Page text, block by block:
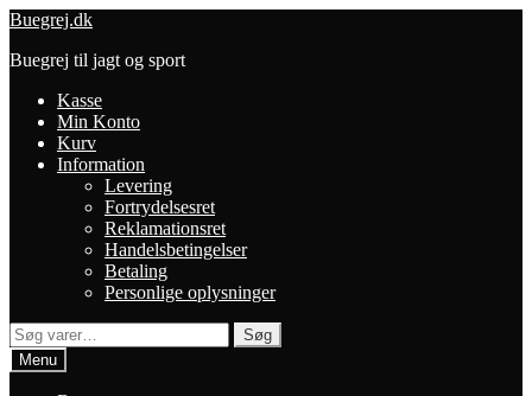
Spring
navigation
Spring
indhold
Buegrej.dk
Buegrej til jagt og sport
Kasse
Min Konto
Kurv
Information
Levering
Fortrydelsesret
Reklamationsret
Handelsbetingelser
Betaling
Personlige oplysninger
Søg
efter:
Søg
Menu